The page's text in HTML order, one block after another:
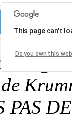
PAS
This page can't
Do you own this